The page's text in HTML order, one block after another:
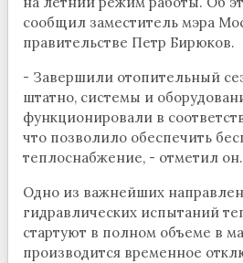
сообщил заместитель мэра
правительстве Петр Бирюков.
- Завершили отопительный
штатно, системы и
функционировали в
что позволило обеспечить
теплоснабжение, - отметил он.
Одно из важнейших
гидравлических испытаний
стартуют в полном объеме в
производится временное